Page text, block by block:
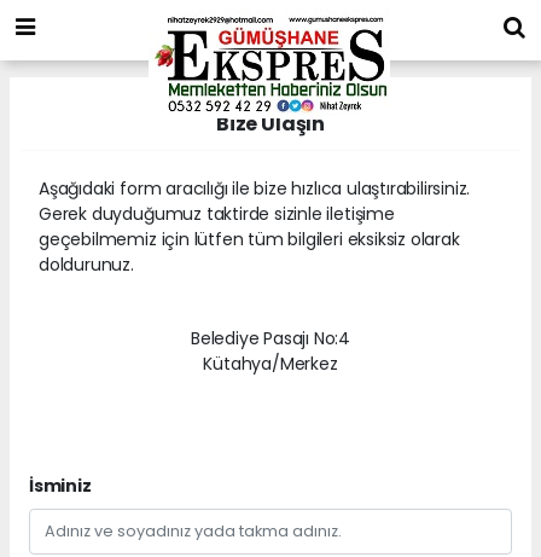
Bize Ulaşın
Aşağıdaki form aracılığı ile bize hızlıca ulaştırabilirsiniz.
Gerek duyduğumuz taktirde sizinle iletişime
geçebilmemiz için lütfen tüm bilgileri eksiksiz olarak
doldurunuz.
Belediye Pasajı No:4
Kütahya/Merkez
İsminiz